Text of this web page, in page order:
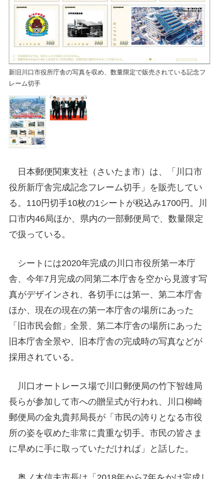
新旧川口市役所庁舎の写真を収め、数量限定で販売されている記念フ
レーム切手
日本郵便関東支社（さいたま市）は、「川口市
役所新庁舎完成記念フレーム切手」を販売してい
る。110円切手10枚の1シートが税込み1700円。川
口市内46局ほか、県内の一部郵便局で、数量限定
で扱っている。
シートには2020年完成の川口市役所第一本庁
舎、今年7月完成の同第二本庁舎を空から見渡す写
真がデザインされ、各切手には第一、第二本庁舎
ほか、現在の現在の第一本庁舎の場所にあった
「旧市民会館」全景、第二本庁舎の場所にあった
旧本庁舎全景や、旧本庁舎の完成時の写真などが
採用されている。
川口オートレース場で川口郵便局の竹下智雄局
長らが参加して市への贈呈式が行われ、川口柳崎
郵便局の金丸貴邦局長が「市民の誇りとなる市役
所の姿を収めた非常に貴重な切手。市民の皆さま
に早めに手に取っていただければ」と話した。